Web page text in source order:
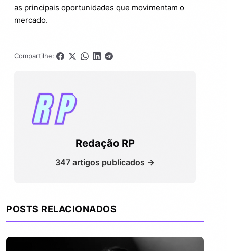
as principais oportunidades que movimentam o
mercado.
Compartilhe:
Redação RP
347 artigos publicados →
POSTS RELACIONADOS